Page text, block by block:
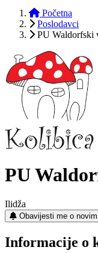
Početna
Poslodavci
PU Waldorfski
PU
Ilidža
Obavijesti me o
Informacije o